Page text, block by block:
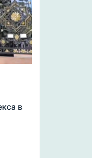
в